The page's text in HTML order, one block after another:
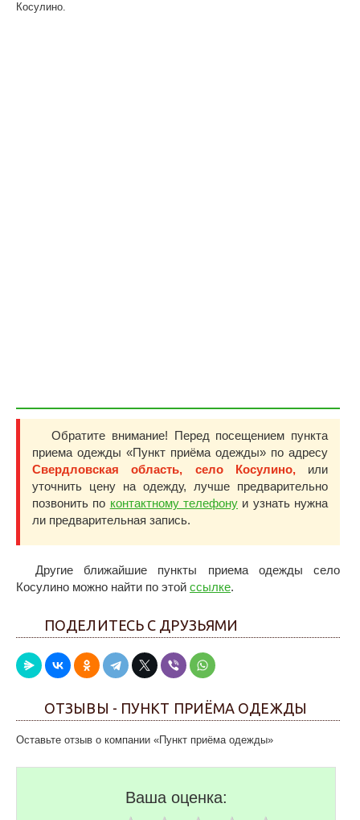
Косулино.
Обратите внимание! Перед посещением пункта
приема одежды «Пункт приёма одежды» по адресу
Свердловская область, село Косулино, или
уточнить цену на одежду, лучше предварительно
позвонить по контактному телефону и узнать нужна
ли предварительная запись.
Другие ближайшие пункты приема одежды село
Косулино можно найти по этой ссылке.
ПОДЕЛИТЕСЬ С ДРУЗЬЯМИ
ОТЗЫВЫ - ПУНКТ ПРИЁМА ОДЕЖДЫ
Оставьте отзыв о компании «Пункт приёма одежды»
Ваша оценка: